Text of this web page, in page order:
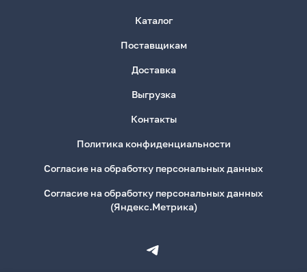
Каталог
Поставщикам
Доставка
Выгрузка
Контакты
Политика конфиденциальности
Согласие на обработку персональных данных
Согласие на обработку персональных данных
(Яндекс.Метрика)